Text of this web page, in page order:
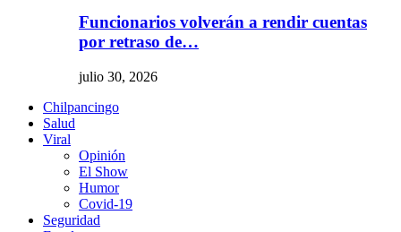
Funcionarios volverán a rendir cuentas
por retraso de…
julio 30, 2026
Chilpancingo
Salud
Viral
Opinión
El Show
Humor
Covid-19
Seguridad